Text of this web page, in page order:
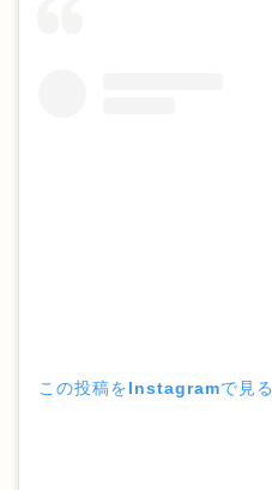
この投稿をInstagramで見る